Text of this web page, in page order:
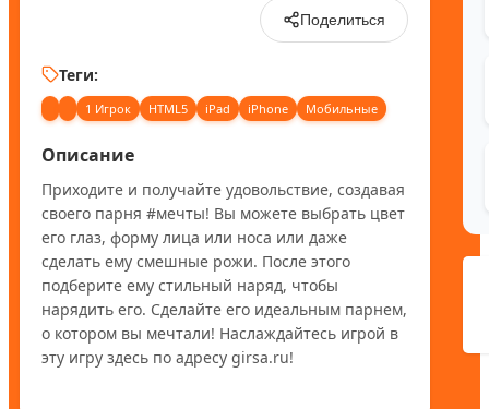
Поделиться
Теги:
1 Игрок HTML5 iPad iPhone Мобильные
Описание
Приходите и получайте удовольствие, создавая
своего парня #мечты! Вы можете выбрать цвет
его глаз, форму лица или носа или даже
сделать ему смешные рожи. После этого
подберите ему стильный наряд, чтобы
нарядить его. Сделайте его идеальным парнем,
о котором вы мечтали! Наслаждайтесь игрой в
эту игру здесь по адресу girsa.ru!